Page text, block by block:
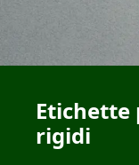
rigidi